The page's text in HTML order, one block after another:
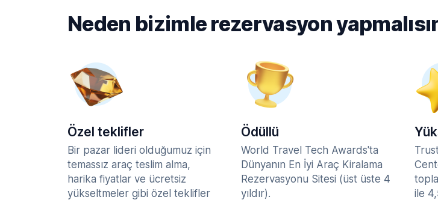
Neden bizimle rezervasyon
Özel teklifler
Bir pazar lideri olduğumuz için
temassız araç teslim alma,
harika fiyatlar ve ücretsiz
yükseltmeler gibi özel teklifler
Ödüllü
World Travel Tech Awards'ta
Dünyanın En İyi Araç Kiralama
Rezervasyonu Sitesi (üst üste 4
yıldır).
ile